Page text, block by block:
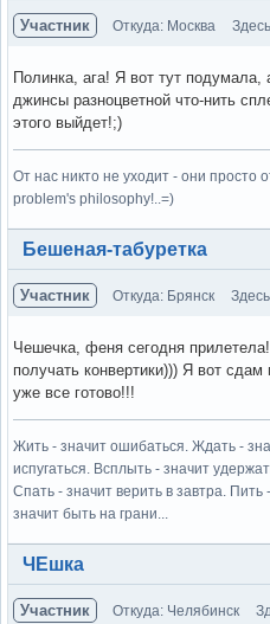
Участник Откуда: Москва
Полинка, ага! Я вот тут
джинсы разноцветной что-нить
этого выйдет!;)
От нас никто не уходит - они просто
problem's philosophy!..=)
Вне форума
Бешеная-табуретка
Участник Откуда: Брянск
Чешечка, феня сегодня
получать конвертики))) Я вот
уже все готово!!!
Жить - значит ошибаться. Ждать -
испугаться. Всплыть - значит
Спать - значит верить в завтра.
значит быть на грани...
Вне форума
ЧЕшка
Участник Откуда: Челябинск